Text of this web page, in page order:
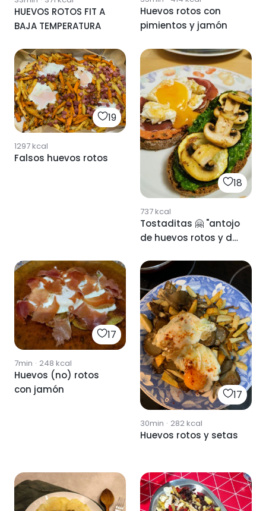
HUEVOS ROTOS FIT A
BAJA TEMPERATURA
Huevos rotos con
pimientos y jamón
19
1297kcal
Falsos huevos rotos
18
737kcal
Tostaditas 🤗 "antojo
de huevos rotos y de
17
7min · 248 kcal
Huevos (no) rotos
con jamón
17
30min · 282kcal
Huevos rotos y setas